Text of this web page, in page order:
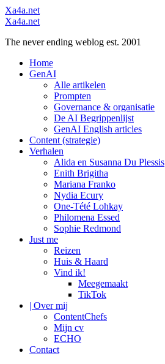
Menu
Xa4a.net
Search
Xa4a.net
The never ending weblog est. 2001
Menu
Home
GenAI
Alle artikelen
Prompten
Governance & organisatie
De AI Begrippenlijst
GenAI English articles
Content (strategie)
Verhalen
Alida en Susanna Du Plessis
Enith Brigitha
Mariana Franko
Nydia Ecury
One-Tété Lohkay
Philomena Essed
Sophie Redmond
Just me
Reizen
Huis & Haard
Vind ik!
Meegemaakt
TikTok
| Over mij
ContentChefs
Mijn cv
ECHO
Contact